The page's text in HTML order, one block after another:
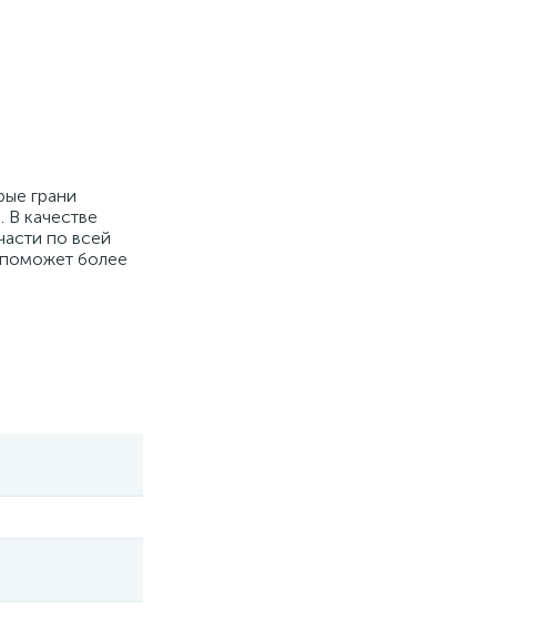
грани
качестве
по всей
более